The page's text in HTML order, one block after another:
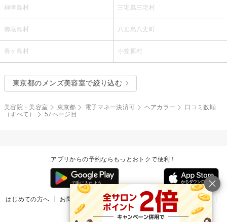
神津島村 三宅島三宅村
御蔵島村 八丈島八丈町
青ヶ島村 小笠原村
東京都のメンズ美容室で絞り込む
美容院・美容室 東京都 電子マネー決済可 ヘアカラー
口コミ数順
（すべて）
57ページ目
アプリからの予約ならもっとおトクで便利！
はじめての方へ お問い合わせ ヘルプ リリース情報
利用規約
掲載ご希望のサロン様